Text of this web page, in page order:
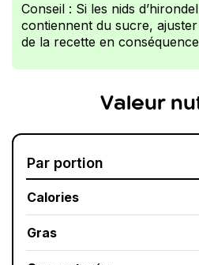
Conseil : Si les nids
contiennent du sucre,
de la recette en
Valeur
Par portion
Calories
Gras